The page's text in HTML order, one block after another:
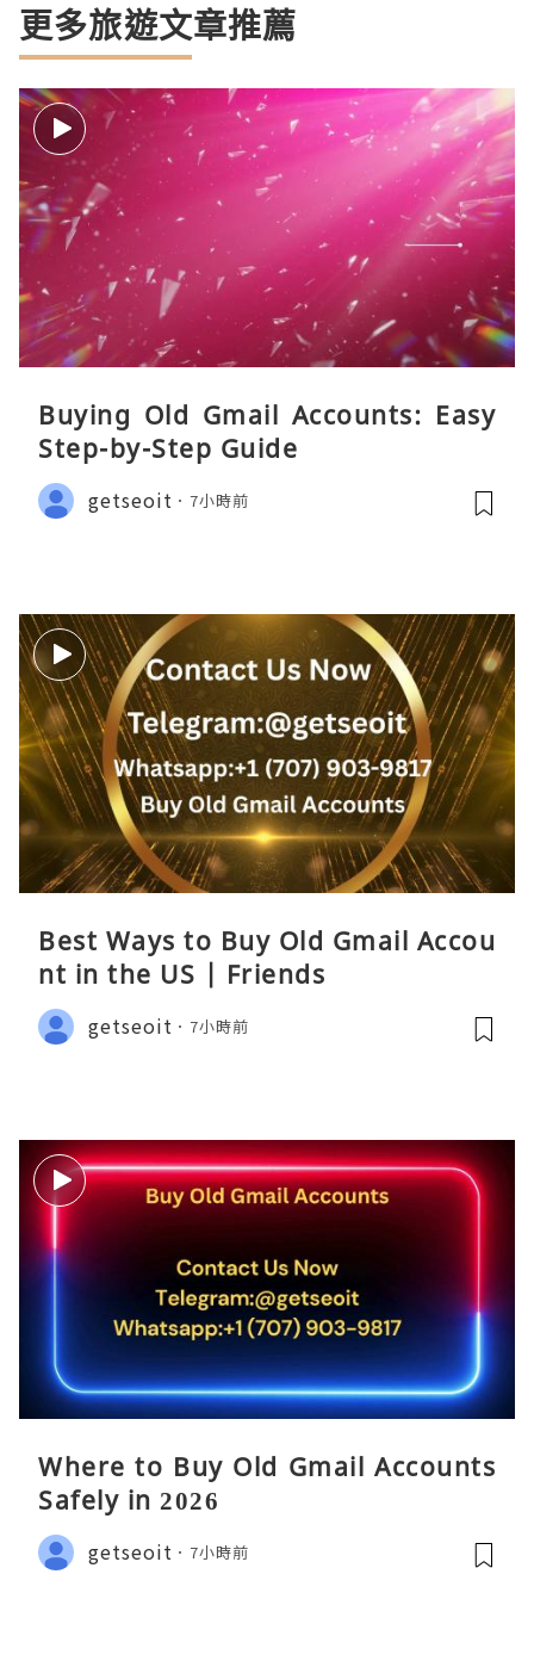
更多旅遊文章推薦
Buying Old Gmail Accounts: Easy
Step-by-Step Guide
getseoit 7小時前
Best Ways to Buy Old Gmail Accou
nt in the US | Friends
getseoit 7小時前
Where to Buy Old Gmail Accounts
Safely in 2026
getseoit 7小時前